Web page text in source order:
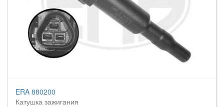
ERA 880200
Катушка зажигания